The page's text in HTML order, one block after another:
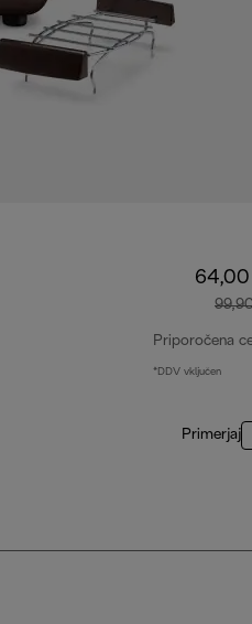
Priporočena
*DDV vključen
Primerjaj